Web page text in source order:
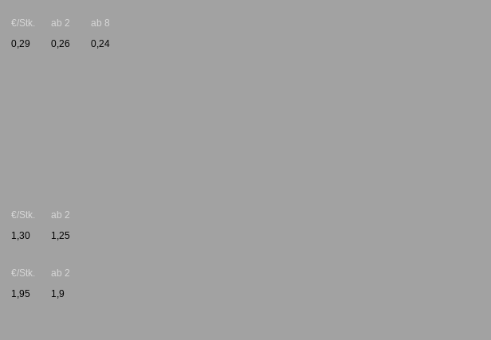
€/Stk.
0,29
ab 2
0,26
ab 8
0,24
€/Stk.
1,30
ab 2
1,25
€/Stk.
1,95
ab 2
1,9